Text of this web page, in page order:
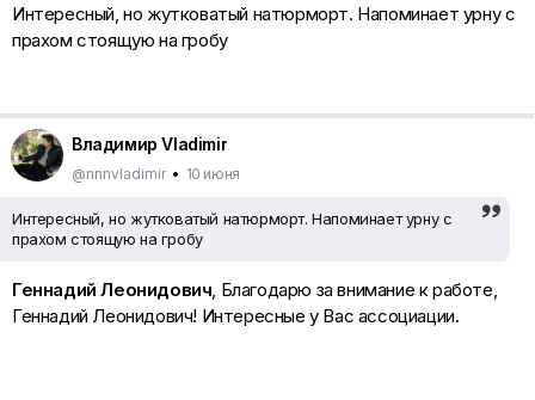
Интересный, но жутковатый натюрморт. Напоминает урну с
прахом стоящую на гробу
Владимир Vladimir
@nnnvladimir • 10 июня
Интересный, но жутковатый натюрморт. Напоминает урну с
прахом стоящую на гробу
Геннадий Леонидович , Благодарю за внимание к работе,
Геннадий Леонидович! Интересные у Вас ассоциации.